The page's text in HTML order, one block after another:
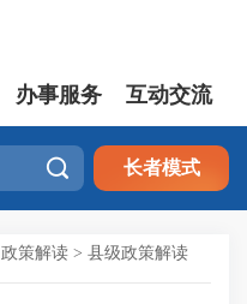
办事服务 互动交流
 长者模式
政策解读 > 县级政策解读